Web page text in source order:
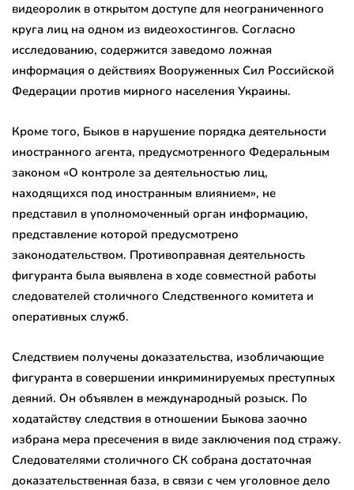
видеоролик в открытом доступе для неограниченного
круга лиц на одном из видеохостингов. Согласно
исследованию, содержится заведомо ложная
информация о действиях Вооруженных Сил Российской
Федерации против мирного населения Украины.
Кроме того, Быков в нарушение порядка деятельности
иностранного агента, предусмотренного Федеральным
законом «О контроле за деятельностью лиц,
находящихся под иностранным влиянием», не
представил в уполномоченный орган информацию,
представление которой предусмотрено
законодательством. Противоправная деятельность
фигуранта была выявлена в ходе совместной работы
следователей столичного Следственного комитета и
оперативных служб.
Следствием получены доказательства, изобличающие
фигуранта в совершении инкриминируемых преступных
деяний. Он объявлен в международный розыск. По
ходатайству следствия в отношении Быкова заочно
избрана мера пресечения в виде заключения под стражу.
Следователями столичного СК собрана достаточная
доказательственная база, в связи с чем уголовное дело